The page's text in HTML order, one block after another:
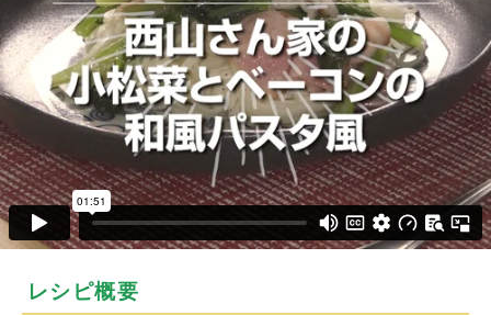
レシピ概要